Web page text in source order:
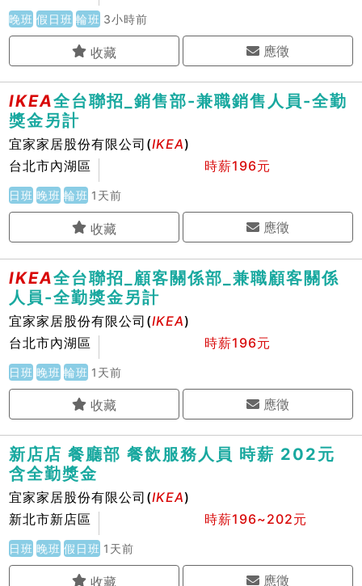
晚班 假日班 輪班 3小時前
應徵
IKEA全台聯招_銷售部-兼職銷售人員-全勤
獎金另計
宜家家居股份有限公司(IKEA)
台北市內湖區
時薪196元
日班 晚班 輪班 1天前
應徵
IKEA全台聯招_顧客關係部_兼職顧客關係
人員-全勤獎金另計
宜家家居股份有限公司(IKEA)
台北市內湖區
時薪196元
日班 晚班 輪班 1天前
應徵
新店店 餐廳部 餐飲服務人員 時薪 202元
含全勤獎金
宜家家居股份有限公司(IKEA)
新北市新店區
時薪196~202元
日班 晚班 假日班 1天前
應徵